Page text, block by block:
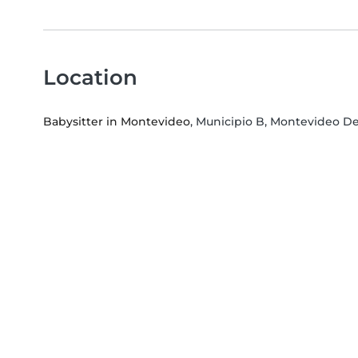
Location
Babysitter in Montevideo, Municipio B, Montevideo